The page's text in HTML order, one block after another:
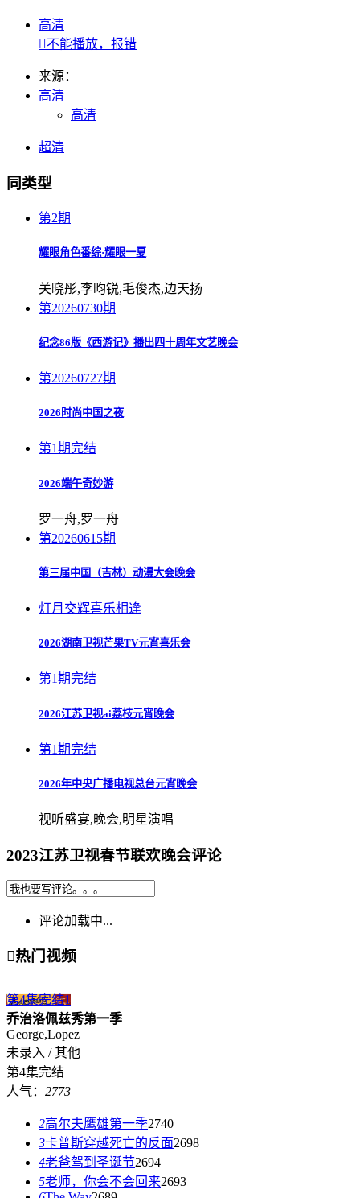
高清
不能播放，报错
来源：
高清
高清
超清
同类型
第2期
耀眼角色番综·耀眼一夏
关晓彤,李昀锐,毛俊杰,边天扬
第20260730期
纪念86版《西游记》播出四十周年文艺晚会
第20260727期
2026时尚中国之夜
第1期完结
2026端午奇妙游
罗一舟,罗一舟
第20260615期
第三届中国（吉林）动漫大会晚会
灯月交辉喜乐相逢
2026湖南卫视芒果TV元宵喜乐会
第1期完结
2026江苏卫视ai荔枝元宵晚会
第1期完结
2026年中央广播电视总台元宵晚会
视听盛宴,晚会,明星演唱
2023江苏卫视春节联欢晚会评论
评论加载中...
热门视频
第4集完结1
乔治洛佩兹秀第一季
George,Lopez
未录入 / 其他
第4集完结
人气： 2773
2高尔夫鹰雄第一季2740
3卡普斯穿越死亡的反面2698
4老爸驾到圣诞节2694
5老师，你会不会回来2693